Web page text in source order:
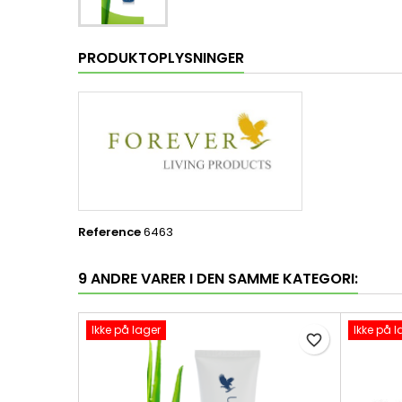
PRODUKTOPLYSNINGER
Reference6463
9 ANDRE VARER I DEN SAMME KATEGORI:
Ikke på lager
favorite_border
Ikke på